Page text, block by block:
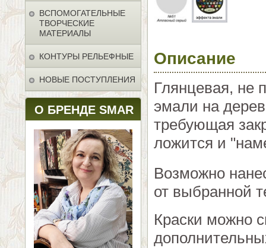
ВСПОМОГАТЕЛЬНЫЕ
ТВОРЧЕСКИЕ
МАТЕРИАЛЫ
КОНТУРЫ РЕЛЬЕФНЫЕ
НОВЫЕ ПОСТУПЛЕНИЯ
О БРЕНДЕ SMAR
Описание
Глянцевая, не
эмали на
требующая
ложится и
Возможно
от выбранной
Краски можно